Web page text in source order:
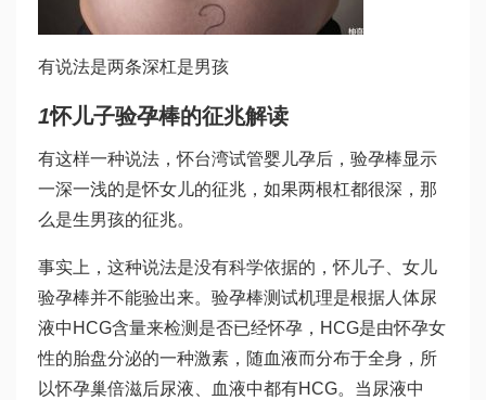
有说法是两条深杠是男孩
1怀儿子验孕棒的征兆解读
有这样一种说法，怀台湾试管婴儿孕后，验孕棒显示
一深一浅的是怀女儿的征兆，如果两根杠都很深，那
么是生男孩的征兆。
事实上，这种说法是没有科学依据的，怀儿子、女儿
验孕棒并不能验出来。验孕棒测试机理是根据人体尿
液中HCG含量来检测是否已经怀孕，HCG是由怀孕女
性的胎盘分泌的一种激素，随血液而分布于全身，所
以怀孕巢倍滋后尿液、血液中都有HCG。当尿液中